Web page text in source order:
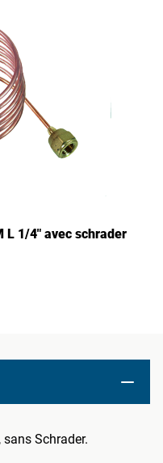
L 1/4" avec schrader
Schrader.